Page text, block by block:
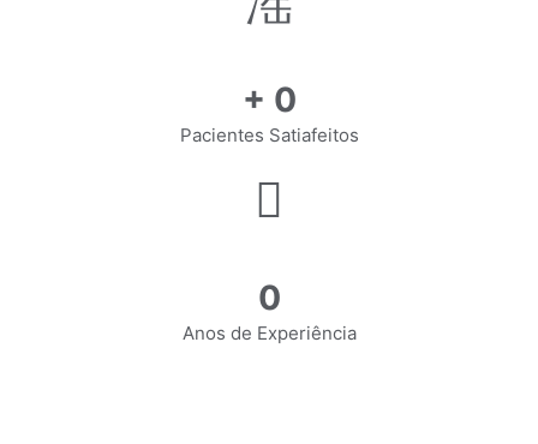
+ 0
Pacientes Satiafeitos
0
Anos de Experiência